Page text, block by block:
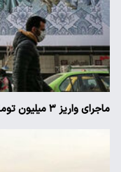
ماجرای واریز ۳ میلیون تومانی سود سهام عدالت چیست؟